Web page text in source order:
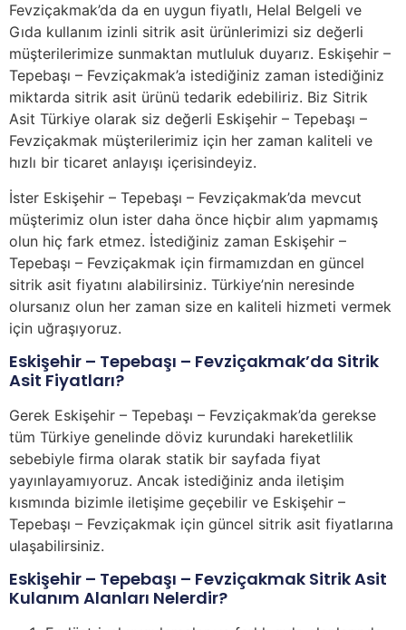
Fevziçakmak’da da en uygun fiyatlı, Helal Belgeli ve
Gıda kullanım izinli sitrik asit ürünlerimizi siz değerli
müşterilerimize sunmaktan mutluluk duyarız. Eskişehir –
Tepebaşı – Fevziçakmak’a istediğiniz zaman istediğiniz
miktarda sitrik asit ürünü tedarik edebiliriz. Biz Sitrik
Asit Türkiye olarak siz değerli Eskişehir – Tepebaşı –
Fevziçakmak müşterilerimiz için her zaman kaliteli ve
hızlı bir ticaret anlayışı içerisindeyiz.
İster Eskişehir – Tepebaşı – Fevziçakmak’da mevcut
müşterimiz olun ister daha önce hiçbir alım yapmamış
olun hiç fark etmez. İstediğiniz zaman Eskişehir –
Tepebaşı – Fevziçakmak için firmamızdan en güncel
sitrik asit fiyatını alabilirsiniz. Türkiye’nin neresinde
olursanız olun her zaman size en kaliteli hizmeti vermek
için uğraşıyoruz.
Eskişehir – Tepebaşı – Fevziçakmak’da Sitrik
Asit Fiyatları?
Gerek Eskişehir – Tepebaşı – Fevziçakmak’da gerekse
tüm Türkiye genelinde döviz kurundaki hareketlilik
sebebiyle firma olarak statik bir sayfada fiyat
yayınlayamıyoruz. Ancak istediğiniz anda iletişim
kısmında bizimle iletişime geçebilir ve Eskişehir –
Tepebaşı – Fevziçakmak için güncel sitrik asit fiyatlarına
ulaşabilirsiniz.
Eskişehir – Tepebaşı – Fevziçakmak Sitrik Asit
Kulanım Alanları Nelerdir?